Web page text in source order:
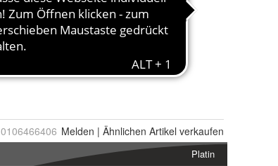
0106466406 Melden | Ähnlichen Artikel verkaufen
Platin